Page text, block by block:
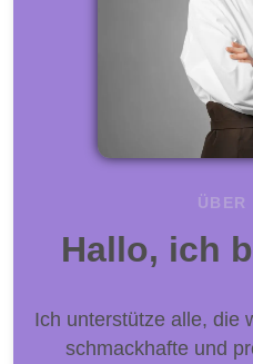
ÜBER
Hallo, ich
Ich unterstütze alle, die
schmackhafte und